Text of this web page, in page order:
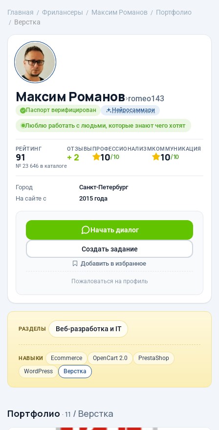
Главная Фрилансеры Максим Романов
Портфолио
Верстка
Максим Романов›romeo143
Паспорт верифицирован Нейросаммари
Люблю работать с людьми, которые знают чего хотят
РЕЙТИНГ
91
№ 23 646 в каталоге
ОТЗЫВЫ
2
ПРОФЕССИОНАЛИЗМ
10/10
КОММУНИКАЦИЯ
10/10
Город
Санкт-Петербург
На сайте с
2015 года
Начать диалог
Создать задание
Добавить в избранное
Пожаловаться на профиль
РАЗДЕЛЫ Веб-разработка и IT
НАВЫКИ Ecommerce OpenCart 2.0
PrestaShop
WordPress
Верстка
Портфолио · 11 / Верстка